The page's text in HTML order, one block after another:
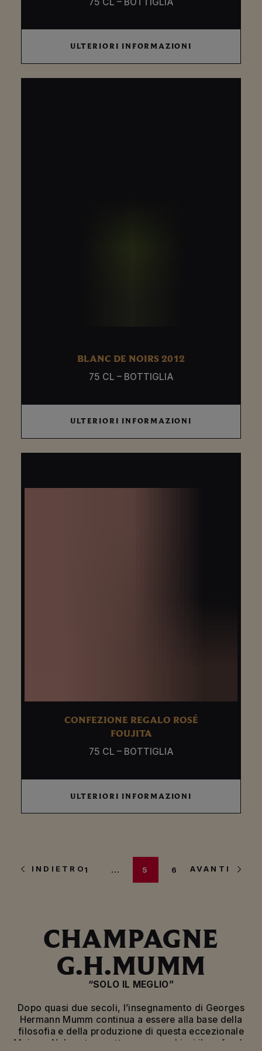
INFORMAZIONI
ULTERIORI INFORMAZIONI
BLANC DE NOIRS 2012
75 CL – BOTTIGLIA
INFORMAZIONI
ULTERIORI INFORMAZIONI
CONFEZIONE REGALO ROSÉ
FOUJITA
75 CL – BOTTIGLIA
INFORMAZIONI
ULTERIORI INFORMAZIONI
INDIETRO1 … 5 6 AVANTI
CHAMPAGNE
G.H.MUMM
“SOLO IL MEGLIO”
Dopo quasi due secoli, l’insegnamento di Georges
Hermann Mumm continua a essere alla base della
filosofia e della produzione di questa eccezionale
Maison. Nel nostro motto sono racchiusi il profondo